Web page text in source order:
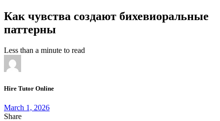
Как чувства создают бихевиоральные
паттерны
Less than a minute to read
Hire Tutor Online
March 1, 2026
Share